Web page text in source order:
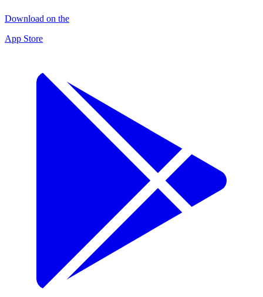
Download on the
App Store